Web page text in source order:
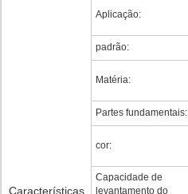
Características
Aplicação:
padrão:
Matéria:
Partes fundamentais:
cor:
Capacidade de
levantamento do